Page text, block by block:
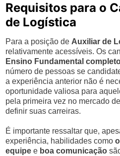
Requisitos para o
de Logística
Para a posição de Auxiliar de
relativamente acessíveis. Os
Ensino Fundamental
número de pessoas se
a experiência anterior não é
oportunidade valiosa para
pela primeira vez no mercado
definir suas carreiras.
É importante ressaltar que,
experiência, habilidades como
equipe e boa comunicação